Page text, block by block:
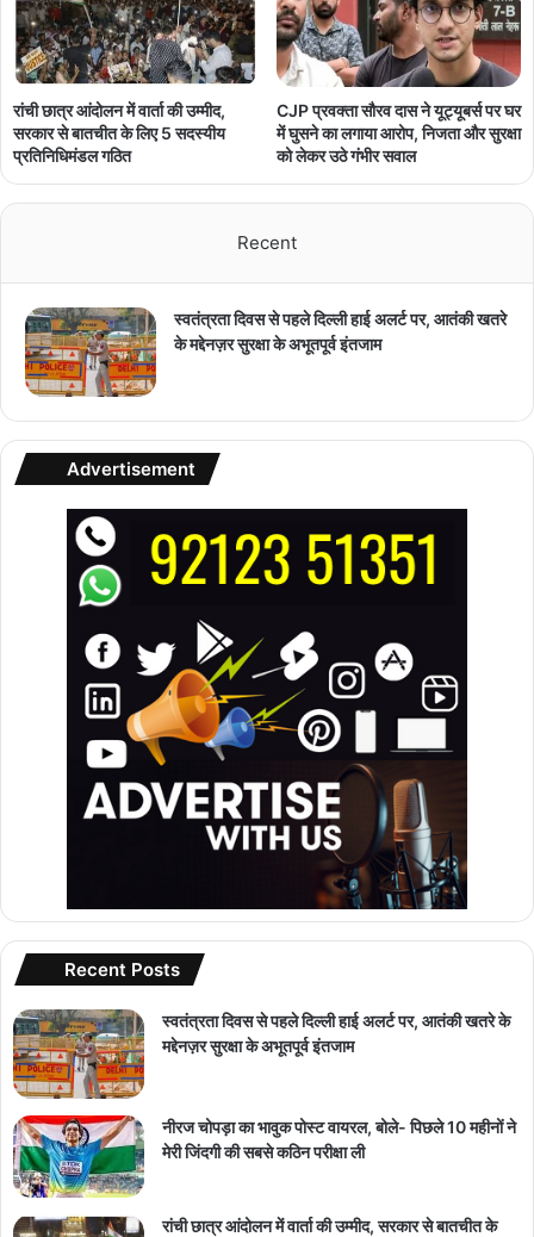
रांची छात्र आंदोलन में वार्ता की उम्मीद,
सरकार से बातचीत के लिए 5 सदस्यीय
प्रतिनिधिमंडल गठित
CJP प्रवक्ता सौरव दास ने यूट्यूबर्स पर घर
में घुसने का लगाया आरोप, निजता और सुरक्षा
को लेकर उठे गंभीर सवाल
Recent
स्वतंत्रता दिवस से पहले दिल्ली हाई अलर्ट पर, आतंकी खतरे
के मद्देनज़र सुरक्षा के अभूतपूर्व इंतजाम
Advertisement
Recent Posts
स्वतंत्रता दिवस से पहले दिल्ली हाई अलर्ट पर, आतंकी खतरे के
मद्देनज़र सुरक्षा के अभूतपूर्व इंतजाम
नीरज चोपड़ा का भावुक पोस्ट वायरल, बोले- पिछले 10 महीनों ने
मेरी जिंदगी की सबसे कठिन परीक्षा ली
रांची छात्र आंदोलन में वार्ता की उम्मीद, सरकार से बातचीत के